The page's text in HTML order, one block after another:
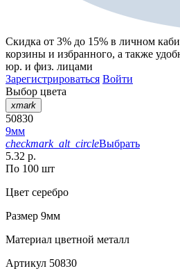
Скидка от 3% до 15% в личном
корзины и избранного, а также
юр. и физ. лицами
Зарегистрироваться Войти
Выбор цвета
xmark
50830
9мм
checkmark_alt_circleВыбрать
5.32 р.
По 100 шт
Цвет серебро
Размер 9мм
Материал цветной металл
Артикул 50830